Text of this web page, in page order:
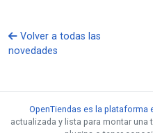
Volver a todas las
novedades
OpenTiendas es la plataforma
actualizada y lista para montar